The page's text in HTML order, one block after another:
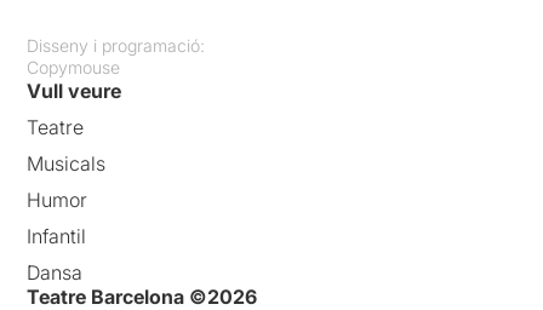
Disseny i programació:
Copymouse
Vull veure
Teatre
Musicals
Humor
Infantil
Dansa
Teatre Barcelona ©2026